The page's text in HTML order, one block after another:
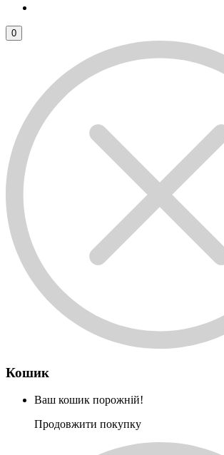
0
Кошик
Ваш кошик порожній!
Продовжити покупку